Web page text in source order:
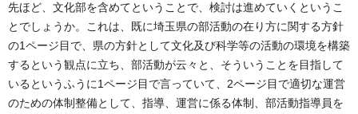
先ほど、文化部を含めてということで、検討は進めていくというこ
とでしょうか。これは、既に埼玉県の部活動の在り方に関する方針
の1ページ目で、県の方針として文化及び科学等の活動の環境を構築
するという観点に立ち、部活動が云々と、そういうことを目指して
いるというふうに1ページ目で言っていて、2ページ目で適切な運営
のための体制整備として、指導、運営に係る体制、部活動指導員を